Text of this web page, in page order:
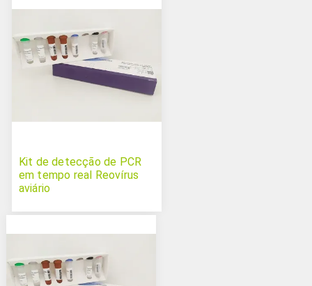
Kit de detecção de PCR
em tempo real Reovírus
aviário